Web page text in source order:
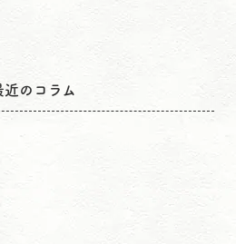
近のコラム